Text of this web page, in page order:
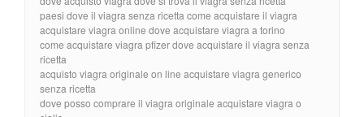
paesi dove il viagra senza ricetta come acquistare il viagra
acquistare viagra online dove acquistare viagra a torino
come acquistare viagra pfizer dove acquistare il viagra senza
ricetta
acquisto viagra originale on line acquistare viagra generico
senza ricetta
dove posso comprare il viagra originale acquistare viagra o